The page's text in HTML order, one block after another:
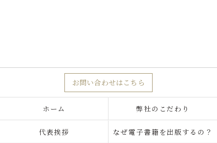
お問い合わせはこちら
ホーム 弊社のこだわり
代表挨拶 なぜ電子書籍を出版するの？